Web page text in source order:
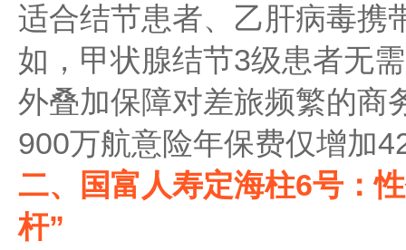
适合结节患者、乙肝病毒携
如，甲状腺结节3级患者无
外叠加保障对差旅频繁的
900万航意险年保费仅增加
二、国富人寿定海柱6号：
杆”